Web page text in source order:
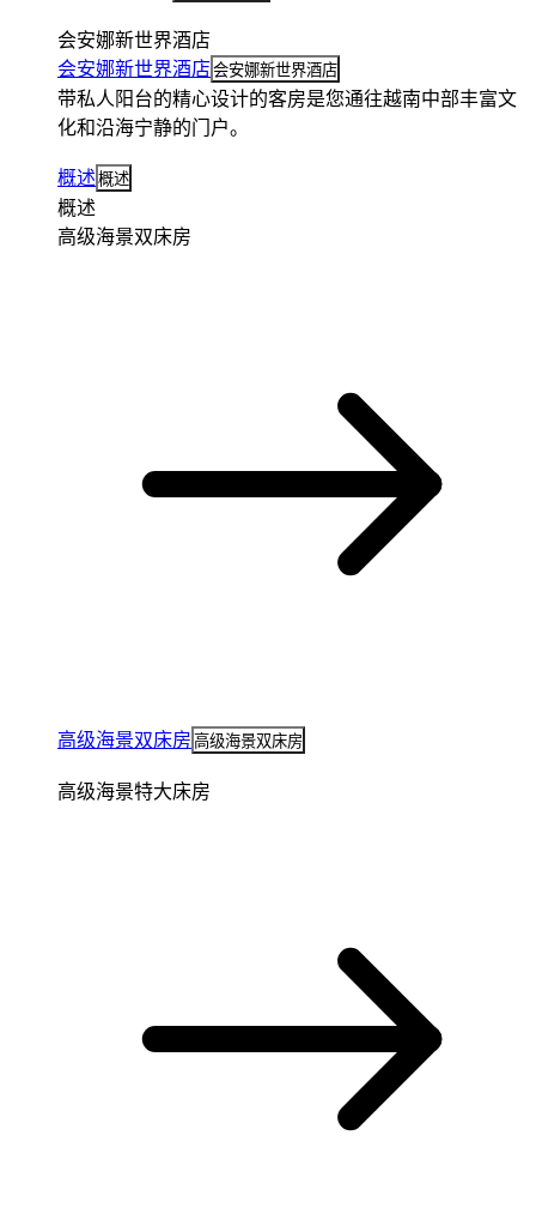
会安娜新世界酒店
会安娜新世界酒店会安娜新世界酒店
带私人阳台的精心设计的客房是您通往越南中部丰富文
化和沿海宁静的门户。
概述 概述
概述
高级海景双床房
高级海景双床房 高级海景双床房
高级海景特大床房